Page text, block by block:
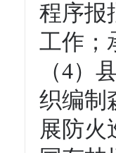
程序报
工作；
（4）
织编制
展防火